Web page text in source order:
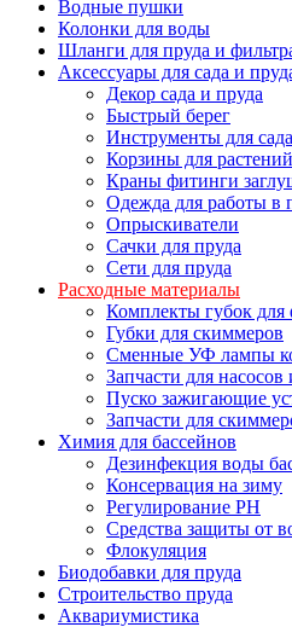
Водные пушки
Колонки для воды
Шланги для пруда и
Аксессуары для сада и
Декор сада и пруда
Быстрый берег
Инструменты для
Корзины для растений
Краны фитинги
Одежда для работы в
Опрыскиватели
Сачки для пруда
Сети для пруда
Расходные материалы
Комплекты губок для
Губки для скиммеров
Сменные УФ лампы
Запчасти для насосов
Пуско зажигающие
Запчасти для
Химия для бассейнов
Дезинфекция воды
Консервация на зиму
Регулирование PH
Средства защиты от
Флокуляция
Биодобавки для пруда
Строительство пруда
Аквариумистика